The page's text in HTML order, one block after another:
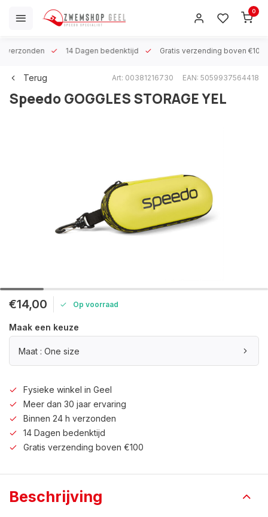
0
verzonden 14 Dagen bedenktijd Gratis verzending boven €100
Terug Art: 00381216730 EAN: 5059937564418
SpeedoGOGGLES STORAGE YEL
€14,00 Op voorraad
Maak een keuze
Maat : One size
Fysieke winkel in Geel
Meer dan 30 jaar ervaring
Binnen 24 h verzonden
14 Dagen bedenktijd
Gratis verzending boven €100
Beschrijving